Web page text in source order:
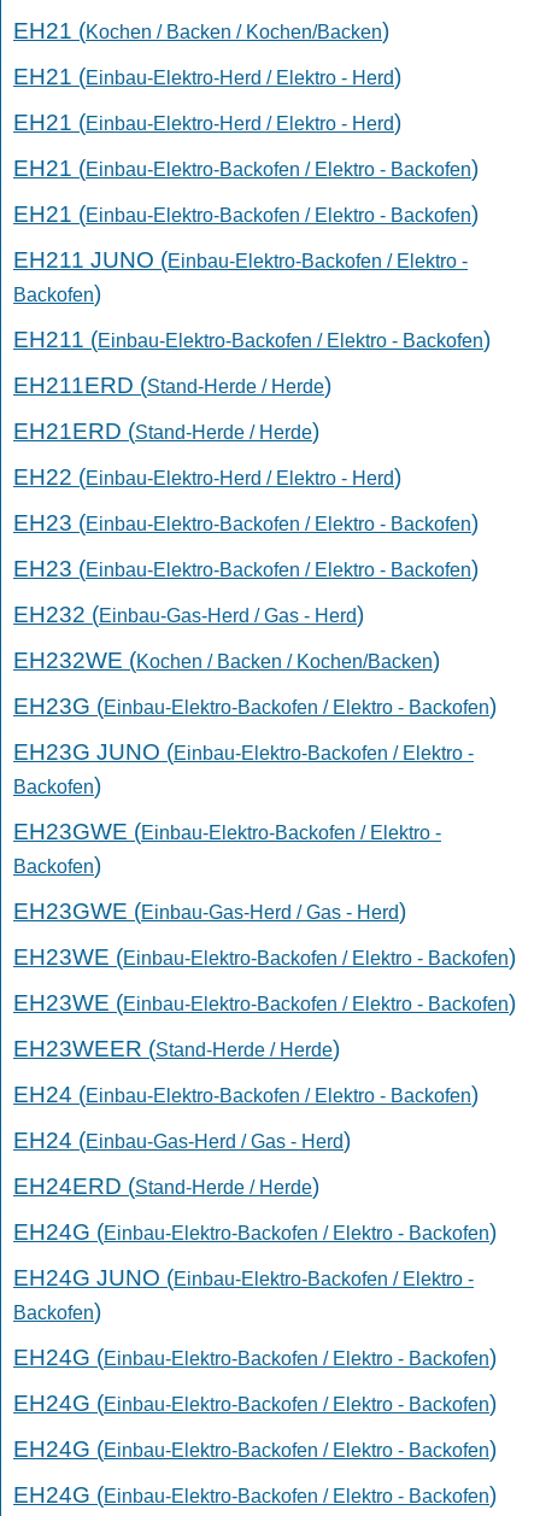
EH21 (Kochen / Backen / Kochen/Backen)
EH21 (Einbau-Elektro-Herd / Elektro - Herd)
EH21 (Einbau-Elektro-Herd / Elektro - Herd)
EH21 (Einbau-Elektro-Backofen / Elektro - Backofen)
EH21 (Einbau-Elektro-Backofen / Elektro - Backofen)
EH211 JUNO (Einbau-Elektro-Backofen / Elektro -
Backofen)
EH211 (Einbau-Elektro-Backofen / Elektro - Backofen)
EH211ERD (Stand-Herde / Herde)
EH21ERD (Stand-Herde / Herde)
EH22 (Einbau-Elektro-Herd / Elektro - Herd)
EH23 (Einbau-Elektro-Backofen / Elektro - Backofen)
EH23 (Einbau-Elektro-Backofen / Elektro - Backofen)
EH232 (Einbau-Gas-Herd / Gas - Herd)
EH232WE (Kochen / Backen / Kochen/Backen)
EH23G (Einbau-Elektro-Backofen / Elektro - Backofen)
EH23G JUNO (Einbau-Elektro-Backofen / Elektro -
Backofen)
EH23GWE (Einbau-Elektro-Backofen / Elektro -
Backofen)
EH23GWE (Einbau-Gas-Herd / Gas - Herd)
EH23WE (Einbau-Elektro-Backofen / Elektro - Backofen)
EH23WE (Einbau-Elektro-Backofen / Elektro - Backofen)
EH23WEER (Stand-Herde / Herde)
EH24 (Einbau-Elektro-Backofen / Elektro - Backofen)
EH24 (Einbau-Gas-Herd / Gas - Herd)
EH24ERD (Stand-Herde / Herde)
EH24G (Einbau-Elektro-Backofen / Elektro - Backofen)
EH24G JUNO (Einbau-Elektro-Backofen / Elektro -
Backofen)
EH24G (Einbau-Elektro-Backofen / Elektro - Backofen)
EH24G (Einbau-Elektro-Backofen / Elektro - Backofen)
EH24G (Einbau-Elektro-Backofen / Elektro - Backofen)
EH24G (Einbau-Elektro-Backofen / Elektro - Backofen)